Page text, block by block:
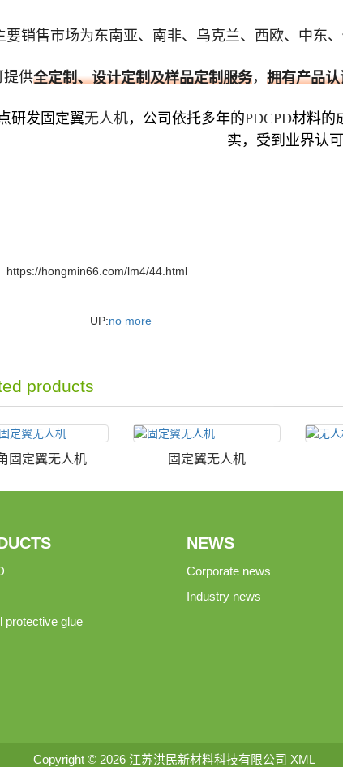
要销售市场为东南亚、南非、乌克兰、西欧、 中东
提供全定制、设计定制及样品定制服务， 拥有产品
研发固定翼无人机，公司依托多年的PDCPD材料的
实，受到业界认可
https://hongmin66.com/lm4/44.html
UP:no more
products
固定翼无人机 固定翼无人机
protective glue
NEWS
Corporate news
Industry news
Copyright © 2026 江苏洪民新材料科技有限公司 XML